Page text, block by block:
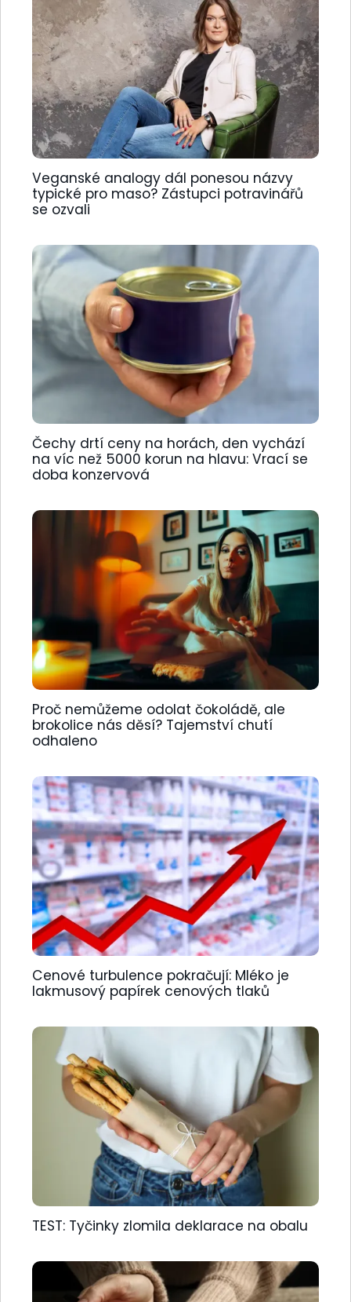
Veganské analogy dál ponesou názvy
typické pro maso? Zástupci potravinářů
se ozvali
Čechy drtí ceny na horách, den vychází
na víc než 5000 korun na hlavu: Vrací se
doba konzervová
Proč nemůžeme odolat čokoládě, ale
brokolice nás děsí? Tajemství chutí
odhaleno
Cenové turbulence pokračují: Mléko je
lakmusový papírek cenových tlaků
TEST: Tyčinky zlomila deklarace na obalu